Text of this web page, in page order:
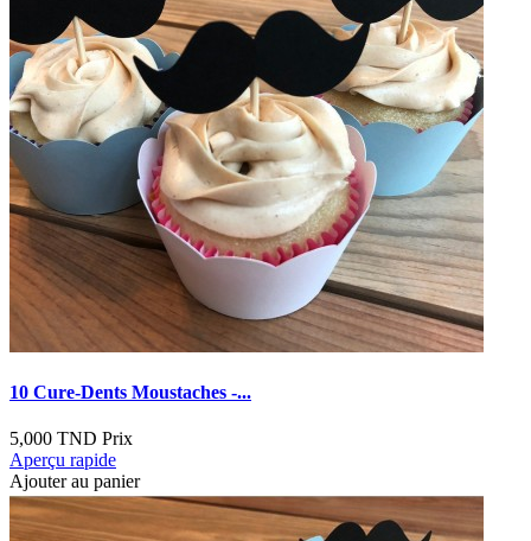
10 Cure-Dents Moustaches -...
5,000 TND Prix
Aperçu rapide
Ajouter au panier